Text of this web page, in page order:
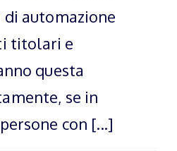
automazione
titolari e
questa
se in
con [...]